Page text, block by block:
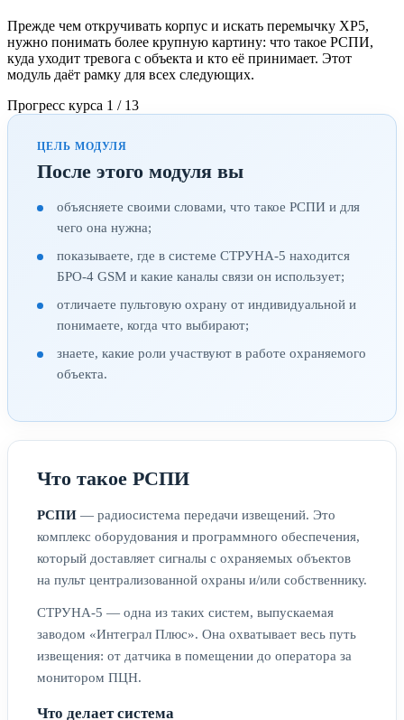
Прежде чем откручивать корпус и искать перемычку XP5,
нужно понимать более крупную картину: что такое РСПИ,
куда уходит тревога с объекта и кто её принимает. Этот
модуль даёт рамку для всех следующих.
Прогресс курса 1 / 13
ЦЕЛЬ МОДУЛЯ
После этого модуля вы
объясняете своими словами, что такое РСПИ и для
чего она нужна;
показываете, где в системе СТРУНА-5 находится
БРО-4 GSM и какие каналы связи он использует;
отличаете пультовую охрану от индивидуальной и
понимаете, когда что выбирают;
знаете, какие роли участвуют в работе охраняемого
объекта.
Что такое РСПИ
РСПИ — радиосистема передачи извещений. Это
комплекс оборудования и программного обеспечения,
который доставляет сигналы с охраняемых объектов
на пульт централизованной охраны и/или собственнику.
СТРУНА-5 — одна из таких систем, выпускаемая
заводом «Интеграл Плюс». Она охватывает весь путь
извещения: от датчика в помещении до оператора за
монитором ПЦН.
Что делает система